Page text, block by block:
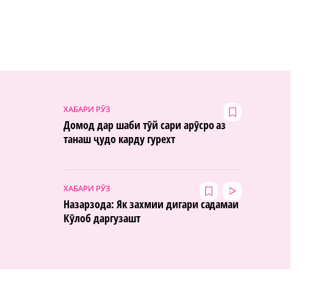
ХАБАРИ РӮЗ
Домод дар шаби тӯй сари арӯсро аз
танаш ҷудо карду гурехт
ХАБАРИ РӮЗ
Назарзода: Як захмии дигари садамаи
Кӯлоб даргузашт